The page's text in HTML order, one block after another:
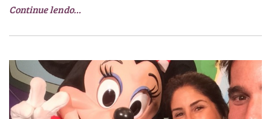
Continue lendo…